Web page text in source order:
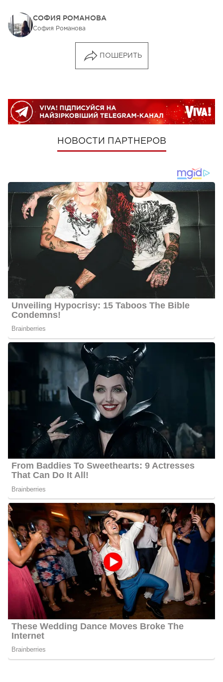
СОФИЯ РОМАНОВА
София Романова
ПОШЕРИТЬ
НОВОСТИ ПАРТНЕРОВ